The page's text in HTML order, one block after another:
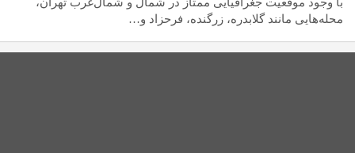
محله‌هایی مانند گلابدره، زرگنده، فرحزاد و…